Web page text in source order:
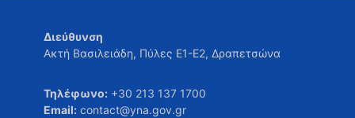
Διεύθυνση
Ακτή Βασιλειάδη, Πύλες Ε1-Ε2, Δραπετσώνα
Τηλέφωνο: +30 213 137 1700
Email: contact@yna.gov.gr